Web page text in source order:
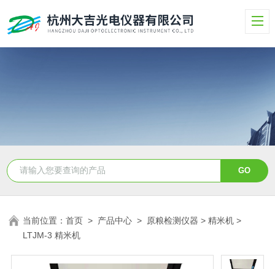
当前位置：首页 > 产品中心 > 原粮检测仪器 >精米机 >
LTJM-3 精米机